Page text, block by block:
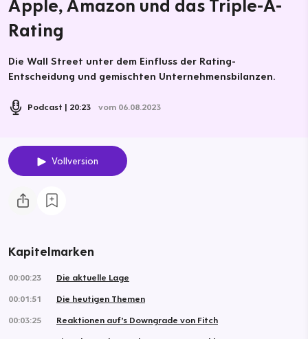
Apple, Amazon und das Triple-A-
Rating
Die Wall Street unter dem Einfluss der Rating-
Entscheidung und gemischten Unternehmensbilanzen.
Podcast 20:23 vom 06.08.2023
Vollversion
Kapitelmarken
00:00:23
Die aktuelle Lage
00:01:51
Die heutigen Themen
00:03:25
Reaktionen auf’s Downgrade von Fitch